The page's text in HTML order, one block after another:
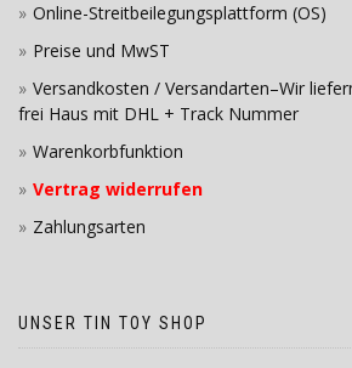
Online-Streitbeilegungsplattform (OS)
Preise und MwST
Versandkosten / Versandarten–Wir
frei Haus mit DHL + Track Nummer
Warenkorbfunktion
Vertrag widerrufen
Zahlungsarten
UNSER TIN TOY SHOP